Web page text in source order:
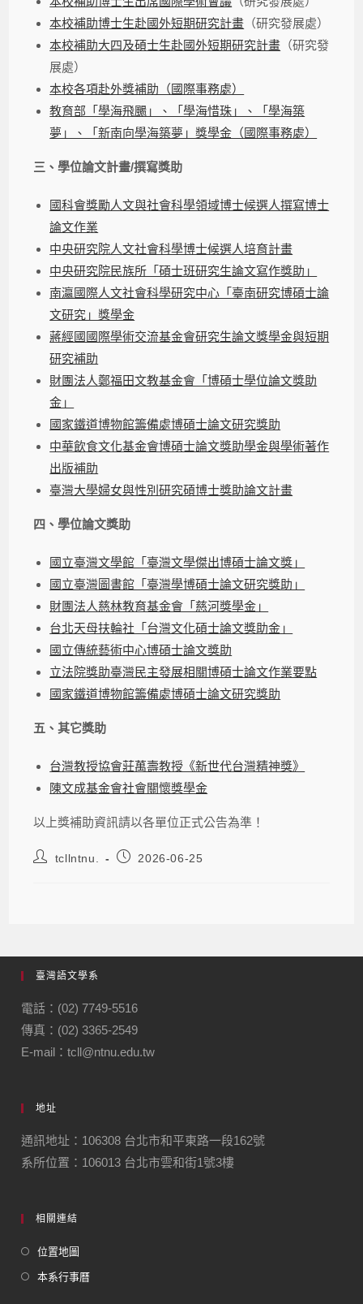
本校補助博士生赴國外短期研究計畫 （研究發展處）
本校補助大四及碩士生赴國外短期研究計畫 （研究發
展處）
本校各項赴外獎補助（國際事務處）
教育部「學海飛颺」、「學海惜珠」、「學海築
夢」、「新南向學海築夢」獎學金（國際事務處）
三、學位論文計畫/撰寫獎助
國科會獎勵人文與社會科學領域博士候選人撰寫博士
論文作業
中央研究院人文社會科學博士候選人培育計畫
中央研究院民族所「碩士班研究生論文寫作獎助」
南瀛國際人文社會科學研究中心「臺南研究博碩士論
文研究」獎學金
蔣經國國際學術交流基金會研究生論文獎學金與短期
研究補助
財團法人鄭福田文教基金會「博碩士學位論文獎助
金」
國家鐵道博物館籌備處博碩士論文研究獎助
中華飲食文化基金會博碩士論文獎助學金與學術著作
出版補助
臺灣大學婦女與性別研究碩博士獎助論文計畫
四、學位論文獎助
國立臺灣文學館「臺灣文學傑出博碩士論文獎」
國立臺灣圖書館「臺灣學博碩士論文研究獎助」
財團法人慈林教育基金會「慈河獎學金」
台北天母扶輪社「台灣文化碩士論文獎助金」
國立傳統藝術中心博碩士論文獎助
立法院獎助臺灣民主發展相關博碩士論文作業要點
國家鐵道博物館籌備處博碩士論文研究獎助
五、其它獎助
台灣教授協會莊萬壽教授《新世代台灣精神獎》
陳文成基金會社會關懷獎學金
以上獎補助資訊請以各單位正式公告為準！
tcllntnu. 2026-06-25
臺灣語文學系
電話：(02) 7749-5516
傳真：(02) 3365-2549
E-mail：tcll@ntnu.edu.tw
地址
通訊地址：106308 台北市和平東路一段162號
系所位置：106013 台北市雲和街1號3樓
相關連結
位置地圖
本系行事曆